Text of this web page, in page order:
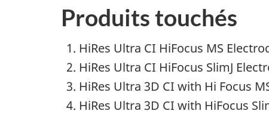
Produits touchés
HiRes Ultra CI HiFocus MS
HiRes Ultra CI HiFocus SlimJ
HiRes Ultra 3D CI with Hi Focus
HiRes Ultra 3D CI with HiFocus